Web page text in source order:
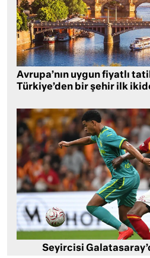
Avrupa’nın uygun fiyatlı
Türkiye’den bir şehir ilk
Seyircisi